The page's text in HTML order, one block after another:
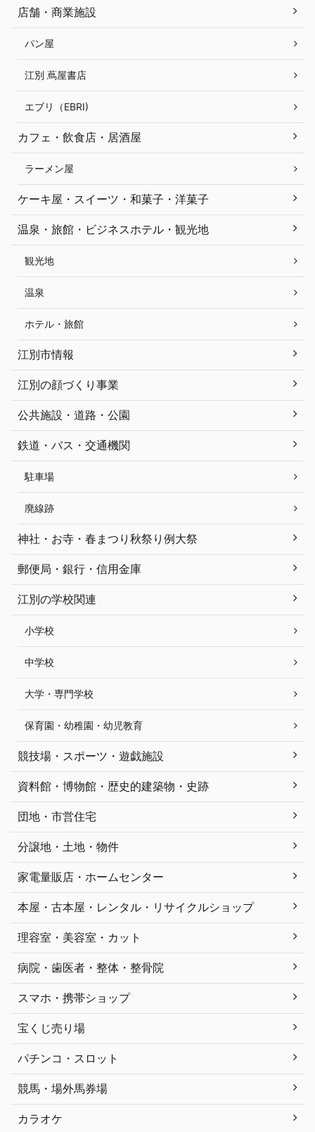
店舗・商業施設
パン屋
江別 蔦屋書店
エブリ（EBRI)
カフェ・飲食店・居酒屋
ラーメン屋
ケーキ屋・スイーツ・和菓子・洋菓子
温泉・旅館・ビジネスホテル・観光地
観光地
温泉
ホテル・旅館
江別市情報
江別の顔づくり事業
公共施設・道路・公園
鉄道・バス・交通機関
駐車場
廃線跡
神社・お寺・春まつり秋祭り例大祭
郵便局・銀行・信用金庫
江別の学校関連
小学校
中学校
大学・専門学校
保育園・幼稚園・幼児教育
競技場・スポーツ・遊戯施設
資料館・博物館・歴史的建築物・史跡
団地・市営住宅
分譲地・土地・物件
家電量販店・ホームセンター
本屋・古本屋・レンタル・リサイクルショップ
理容室・美容室・カット
病院・歯医者・整体・整骨院
スマホ・携帯ショップ
宝くじ売り場
パチンコ・スロット
競馬・場外馬券場
カラオケ